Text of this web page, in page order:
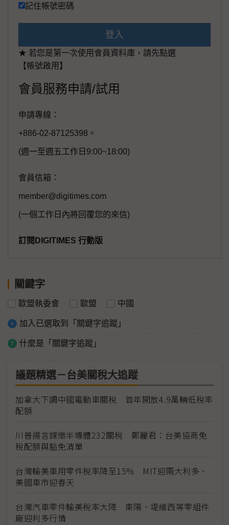
記住帳號密碼
登入
★ 若您是第一次使用會員資料庫，請先點選
【帳號啟用】
會員服務申請/試用
申請專線：
+886-02-87125398。
(週一至週五工作日9:00~18:00)
會員信箱：
member@digitimes.com
(一個工作日內將回覆您的來信)
訂閱DIGITIMES 行動版
關鍵字
歐盟執委會 歐盟 中國
加入已選取到「關鍵字追蹤」
什麼是「關鍵字追蹤」
議題精選－台美關稅大追蹤
加拿大下調中國電動車關稅 首年開放4.9萬輛低稅率
配額
川普揚言課徵半導體232關稅 鄭麗君：台美協商免
稅配額與豁免清單
台灣輸美車用零件稅率降至15% MIT迎兩大利多、
美國車市迎春天
台灣汽車零件輸美稅率大降 東陽、堤維西等零組件
廠迎利多行情